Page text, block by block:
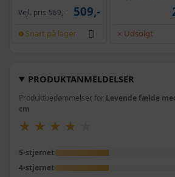
PRODUKTANMELDELSER
Produktbedømmelser for Levende fælde
cm
★
★ ★
★ ★
★ ★
★
5-stjernet
4-stjernet
Vejl. pris 569,- 509,-
Snart på lager Udsolgt